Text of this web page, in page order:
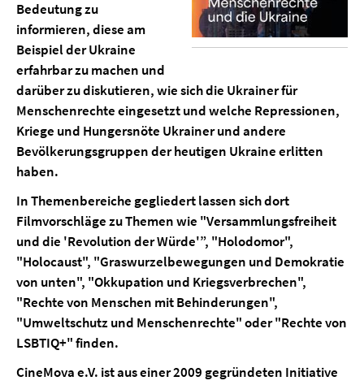
Bedeutung zu
informieren, diese am
Beispiel der Ukraine
erfahrbar zu machen und
darüber zu diskutieren, wie sich die Ukrainer für
Menschenrechte eingesetzt und welche Repressionen,
Kriege und Hungersnöte Ukrainer und andere
Bevölkerungsgruppen der heutigen Ukraine erlitten
haben.
In Themenbereiche gegliedert lassen sich dort
Filmvorschläge zu Themen wie "Versammlungsfreiheit
und die 'Revolution der Würde'”, "Holodomor",
"Holocaust", "Graswurzelbewegungen und Demokratie
von unten", "Okkupation und Kriegsverbrechen",
"Rechte von Menschen mit Behinderungen",
"Umweltschutz und Menschenrechte" oder "Rechte von
LSBTIQ+" finden.
CineMova e.V. ist aus einer 2009 gegründeten Initiative